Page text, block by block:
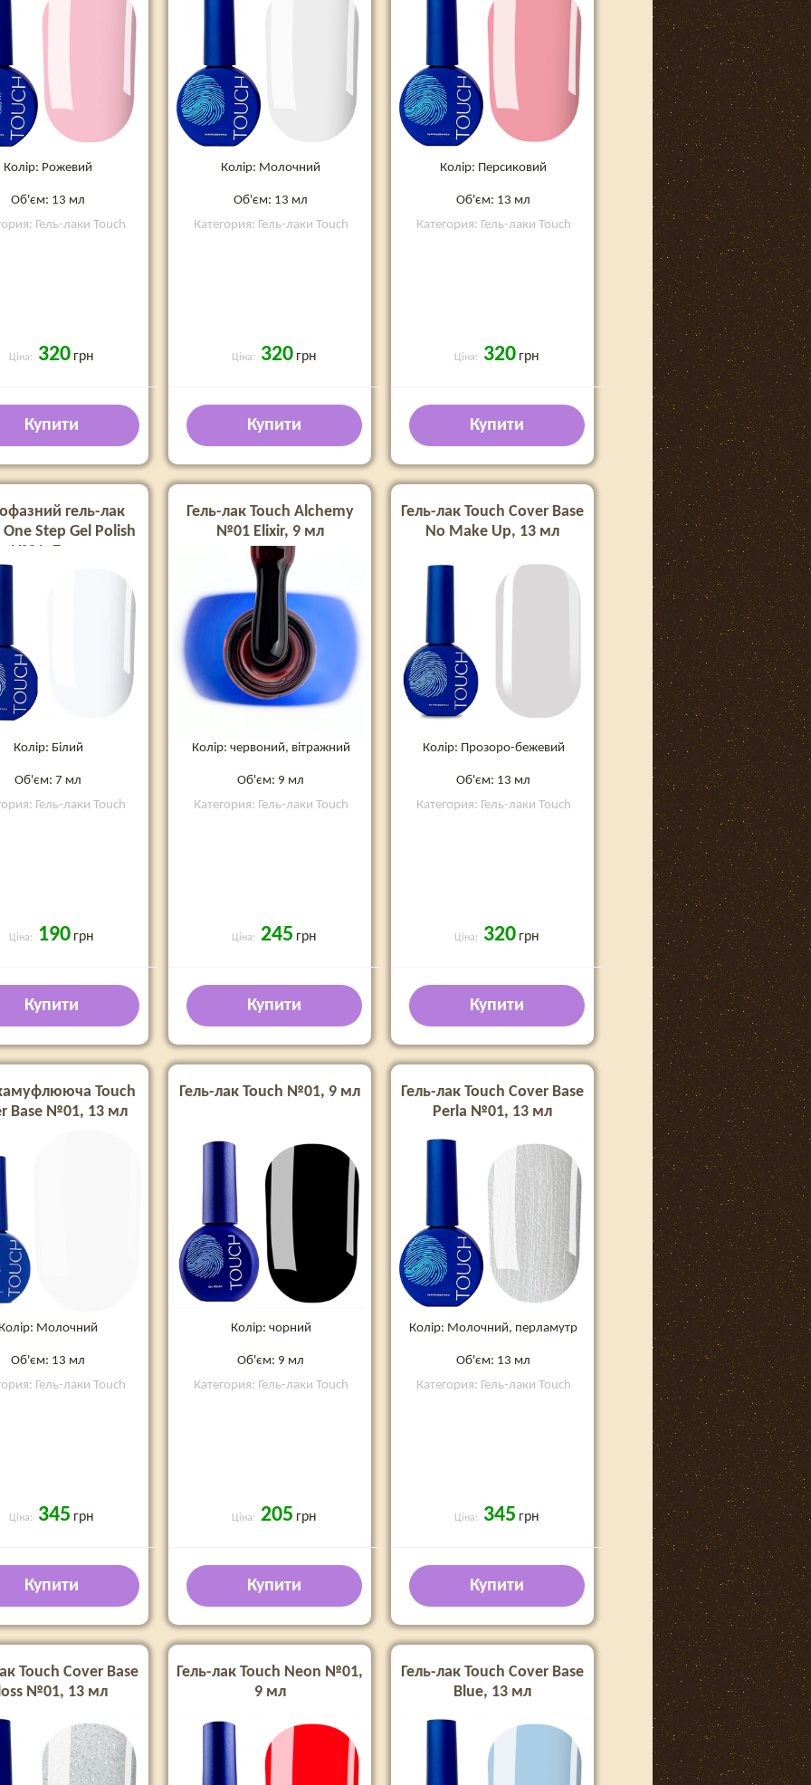
Колір: Рожевий
Об'єм: 13 мл
Гель-лаки Touch
Ціна: 320 грн
Купити
Колір: Молочний
Об'єм: 13 мл
Категория: Гель-лаки Touch
Ціна: 320 грн
Купити
Колір: Персиковий
Об'єм: 13 мл
Категория: Гель-лаки Touch
Ціна: 320 грн
Купити
гель-лак
Step Gel Polish
№01, 7 мл
Колір: Білий
Об'єм: 7 мл
Гель-лаки Touch
Ціна: 190 грн
Купити
Гель-лак Touch Alchemy
№01 Elixir, 9 мл
Колір: червоний, вітражний
Об'єм: 9 мл
Категория: Гель-лаки Touch
Ціна: 245 грн
Купити
Гель-лак Touch Cover Base
No Make Up, 13 мл
Колір: Прозоро-бежевий
Об'єм: 13 мл
Категория: Гель-лаки Touch
Ціна: 320 грн
Купити
Touch
Base №01, 13 мл
Молочний
Об'єм: 13 мл
Гель-лаки Touch
Ціна: 345 грн
Купити
Гель-лак Touch №01, 9 мл
Колір: чорний
Об'єм: 9 мл
Категория: Гель-лаки Touch
Ціна: 205 грн
Купити
Гель-лак Touch Cover Base
Perla №01, 13 мл
Колір: Молочний, перламутр
Об'єм: 13 мл
Категория: Гель-лаки Touch
Ціна: 345 грн
Купити
Touch Cover Base
№01, 13 мл
Гель-лак Touch Neon №01,
9 мл
Гель-лак Touch Cover Base
Blue, 13 мл